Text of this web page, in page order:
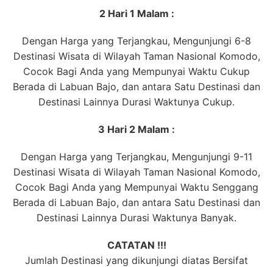
2 Hari 1 Malam :
Dengan Harga yang Terjangkau, Mengunjungi 6-8
Destinasi Wisata di Wilayah Taman Nasional Komodo,
Cocok Bagi Anda yang Mempunyai Waktu Cukup
Berada di Labuan Bajo, dan antara Satu Destinasi dan
Destinasi Lainnya Durasi Waktunya Cukup.
3 Hari 2 Malam :
Dengan Harga yang Terjangkau, Mengunjungi 9-11
Destinasi Wisata di Wilayah Taman Nasional Komodo,
Cocok Bagi Anda yang Mempunyai Waktu Senggang
Berada di Labuan Bajo, dan antara Satu Destinasi dan
Destinasi Lainnya Durasi Waktunya Banyak.
CATATAN !!!
Jumlah Destinasi yang dikunjungi diatas Bersifat